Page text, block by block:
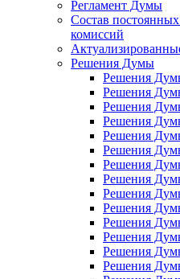
Регламент Думы
Состав
комиссий
Решения Думы
Решения
Решения
Решения
Решения
Решения
Решения
Решения
Решения
Решения
Решения
Решения
Решения
Решения
Решения